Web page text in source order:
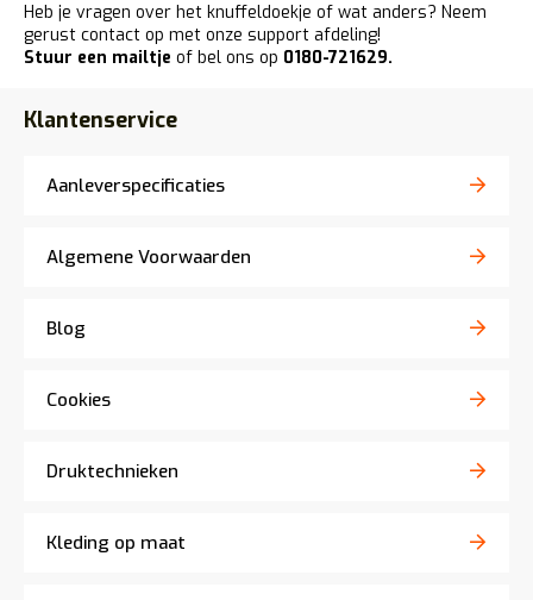
Heb je vragen over het knuffeldoekje of wat anders? Neem
gerust contact op met onze support afdeling!
Stuur een mailtje of bel ons op 0180-721629.
Klantenservice
Aanleverspecificaties
Algemene Voorwaarden
Blog
Cookies
Druktechnieken
Kleding op maat